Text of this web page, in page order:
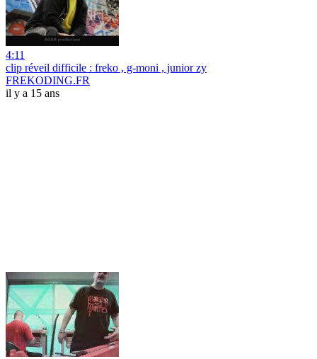
4:11
clip réveil difficile : freko , g-moni , junior zy
FREKODING.FR
il y a 15 ans